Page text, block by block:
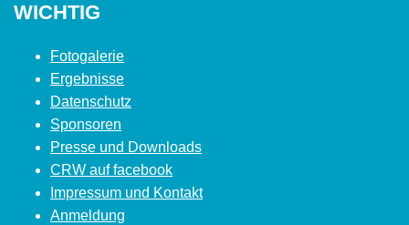
WICHTIG
Fotogalerie
Ergebnisse
Datenschutz
Sponsoren
Presse und Downloads
CRW auf facebook
Impressum und Kontakt
Anmeldung